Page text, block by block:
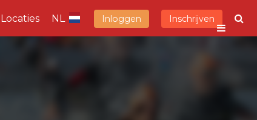
Locaties NL Inloggen Inschrijven